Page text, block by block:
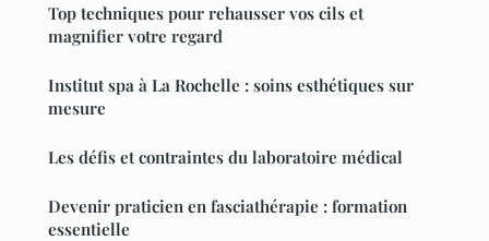
Top techniques pour rehausser vos cils et
magnifier votre regard
Institut spa à La Rochelle : soins esthétiques sur
mesure
Les défis et contraintes du laboratoire médical
Devenir praticien en fasciathérapie : formation
essentielle